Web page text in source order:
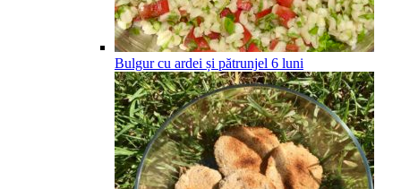
Bulgur cu ardei și pătrunjel 6 luni